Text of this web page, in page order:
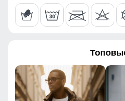
Фактура материала
Плотность утеплителя (г/ 220
Конструктивные